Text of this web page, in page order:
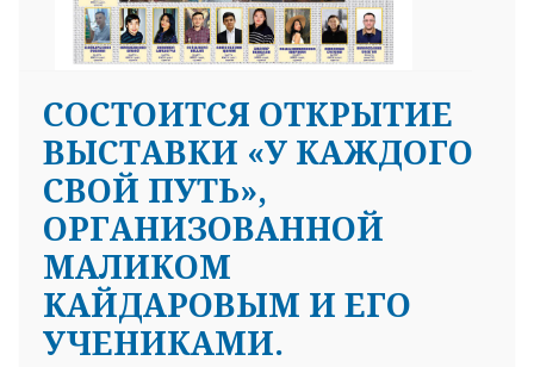
CОСТОИТСЯ ОТКРЫТИЕ
ВЫСТАВКИ «У КАЖДОГО
СВОЙ ПУТЬ»,
ОРГАНИЗОВАННОЙ
МАЛИКОМ
КАЙДАРОВЫМ И ЕГО
УЧЕНИКАМИ.